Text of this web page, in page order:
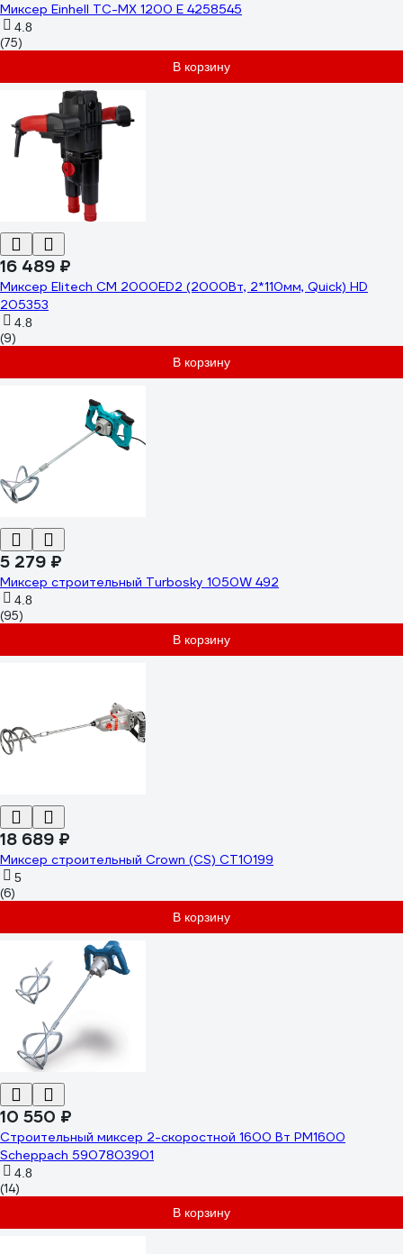
Миксер Einhell TC-MX 1200 E 4258545
4.8
(75)
В корзину
16 489 ₽
Миксер Elitech CM 2000ED2 (2000Вт, 2*110мм, Quick) HD
205353
4.8
(9)
В корзину
5 279 ₽
Миксер строительный Turbosky 1050W 492
4.8
(95)
В корзину
18 689 ₽
Миксер строительный Crown (CS) CT10199
5
(6)
В корзину
10 550 ₽
Строительный миксер 2-скоростной 1600 Вт PM1600
Scheppach 5907803901
4.8
(14)
В корзину